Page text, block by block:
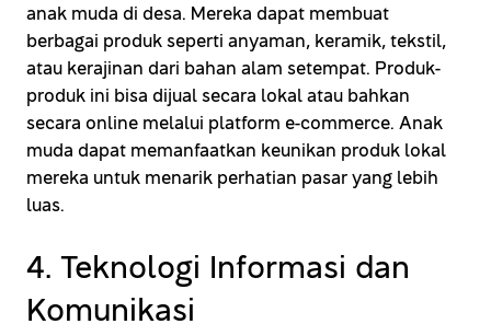
anak muda di desa. Mereka dapat membuat
berbagai produk seperti anyaman, keramik, tekstil,
atau kerajinan dari bahan alam setempat. Produk-
produk ini bisa dijual secara lokal atau bahkan
secara online melalui platform e-commerce. Anak
muda dapat memanfaatkan keunikan produk lokal
mereka untuk menarik perhatian pasar yang lebih
luas.
4. Teknologi Informasi dan
Komunikasi